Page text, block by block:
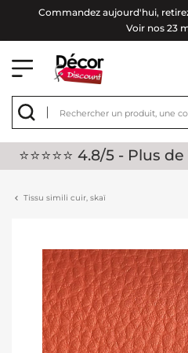
Commandez aujourd'hui,
Voir nos 23
⭐⭐⭐⭐⭐ 4.8/5 - Plus
Tissu simili cuir, skaï